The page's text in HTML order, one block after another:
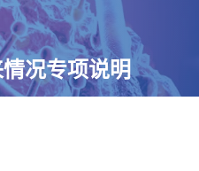
况专项说明